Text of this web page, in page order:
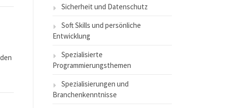
Sicherheit und Datenschutz
Soft Skills und persönliche
Entwicklung
Spezialisierte
Programmierungsthemen
Spezialisierungen und
Branchenkenntnisse